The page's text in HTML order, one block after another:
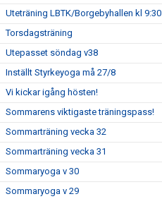
Uteträning LBTK/Borgebyhallen kl 9:30
Torsdagsträning
Utepasset söndag v38
Inställt Styrkeyoga må 27/8
Vi kickar igång hösten!
Sommarens viktigaste träningspass!
Sommarträning vecka 32
Sommarträning vecka 31
Sommaryoga v 30
Sommaryoga v 29